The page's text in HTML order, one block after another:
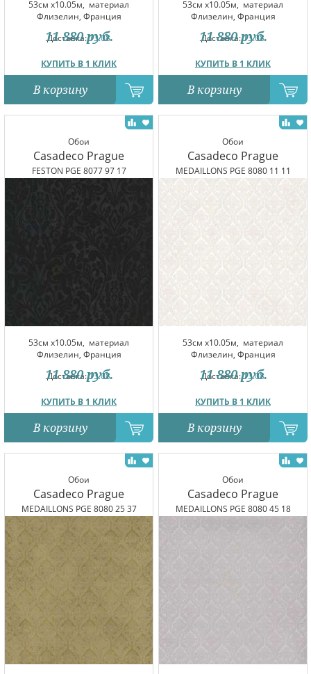
53см x10.05м, материал
Флизелин, Франция
Доставка:13.08
КУПИТЬ В 1 КЛИК
11 880 руб.
В корзину
53см x10.05м, материал
Флизелин, Франция
Доставка:13.08
КУПИТЬ В 1 КЛИК
11 880 руб.
В корзину
Обои
Casadeco Prague
FESTON PGE 8077 97 17
53см x10.05м, материал
Флизелин, Франция
Доставка:13.08
КУПИТЬ В 1 КЛИК
11 880 руб.
В корзину
Обои
Casadeco Prague
MEDAILLONS PGE 8080 11 11
53см x10.05м, материал
Флизелин, Франция
Доставка:13.08
КУПИТЬ В 1 КЛИК
11 880 руб.
В корзину
Обои
Casadeco Prague
MEDAILLONS PGE 8080 25 37
Обои
Casadeco Prague
MEDAILLONS PGE 8080 45 18